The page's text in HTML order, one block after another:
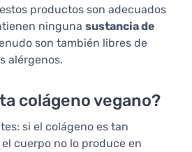
productos son adecuados
ninguna sustancia de
son también libres de
alérgenos.
colágeno vegano?
si el colágeno es tan
cuerpo no lo produce en